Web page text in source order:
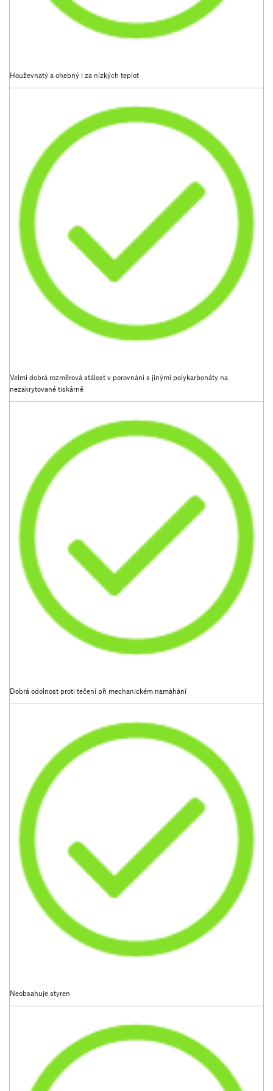
Houževnatý a ohebný i za nízkých teplot
Velmi dobrá rozměrová stálost v porovnání s jinými polykarbonáty na
nezakrytované tiskárně
Dobrá odolnost proti tečení při mechanickém namáhání
Neobsahuje styren